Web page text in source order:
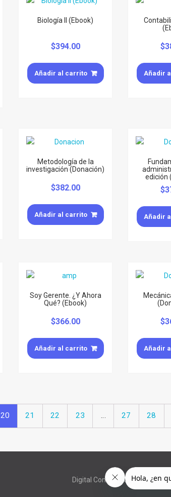
Biología II (Ebook)
$394.00
Añadir al carrito
$
Añadir
Metodología de la
investigación (Donación)
$382.00
Añadir al carrito
edición
$
Añadir
Soy Gerente. ¿Y Ahora
Qué? (Ebook)
$366.00
Añadir al carrito
$
Añadir
20 21 22 23 … 27 28
Digital Content | Copyright ©